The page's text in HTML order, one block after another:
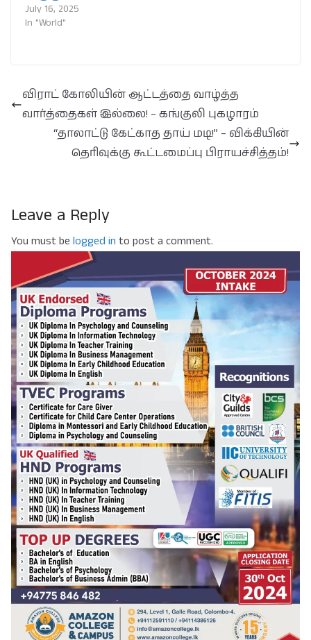
July 16, 2025
In "World"
விராட் கோலியின் ஆட்டத்தை வாழ்த்த
வார்த்தைகள் இல்லை! – கங்குலி புகழாரம்
“தாலாட்டு கேட்காத தாய் மடி!” – விக்கியின்
தெரிவுக்கு கூட்டமைப்பு பிராயச்சித்தம்!
Leave a Reply
You must be logged in to post a comment.